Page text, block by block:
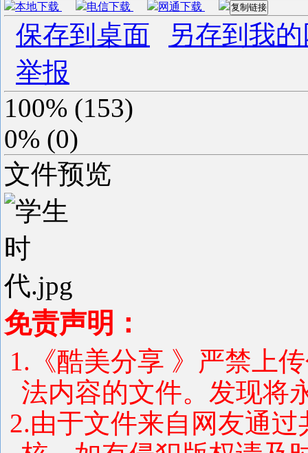
本地下载 电信下载 网通下载 复制链接
保存到桌面
另存到我
举报
100% (153)
0% (0)
文件预览
免责声明：
1.《酷美分享 》严禁上
法内容的文件。发现将
2.由于文件来自网友通